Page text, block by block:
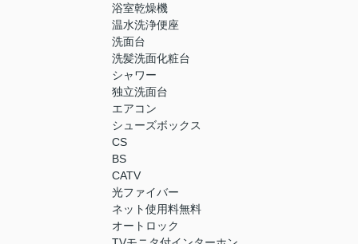
浴室乾燥機
温水洗浄便座
洗面台
洗髪洗面化粧台
シャワー
独立洗面台
エアコン
シューズボックス
CS
BS
CATV
光ファイバー
ネット使用料無料
オートロック